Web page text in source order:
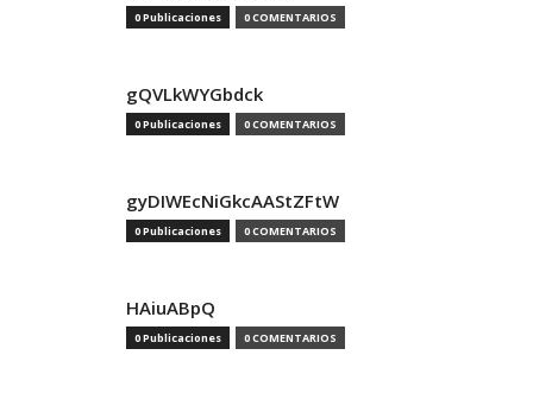
0 Publicaciones 0 COMENTARIOS
gQVLkWYGbdck
0 Publicaciones 0 COMENTARIOS
gyDIWEcNiGkcAAStZFtW
0 Publicaciones 0 COMENTARIOS
HAiuABpQ
0 Publicaciones 0 COMENTARIOS